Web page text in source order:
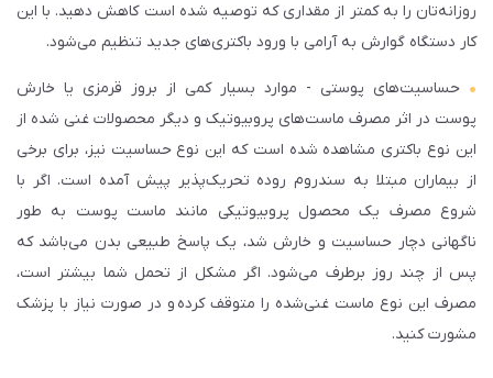
روزانه‌تان را به کمتر از مقداری که توصیه شده است کاهش دهید. با این
کار دستگاه گوارش به آرامی با ورود باکتری‌های جدید تنظیم می‌شود.
حساسیت‌های پوستی - موارد بسیار کمی از بروز قرمزی یا خارش
پوست در اثر مصرف ماست‌های پروبیوتیک و دیگر محصولات غنی شده از
این نوع باکتری مشاهده شده است که این نوع حساسیت نیز، برای برخی
از بیماران مبتلا به سندروم روده تحریک‌پذیر پیش آمده است. اگر با
شروع مصرف یک محصول پروبیوتیکی مانند ماست پوست به طور
ناگهانی دچار حساسیت و خارش شد، یک پاسخ طبیعی بدن می‌باشد که
پس از چند روز برطرف می‌شود. اگر مشکل از تحمل شما بیشتر است،
مصرف این نوع ماست غنی‌شده را متوقف کرده و در صورت نیاز با پزشک
مشورت کنید.